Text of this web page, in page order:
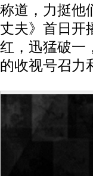
称道，力挺他
丈夫》首日开
红，迅猛破一
的收视号召力